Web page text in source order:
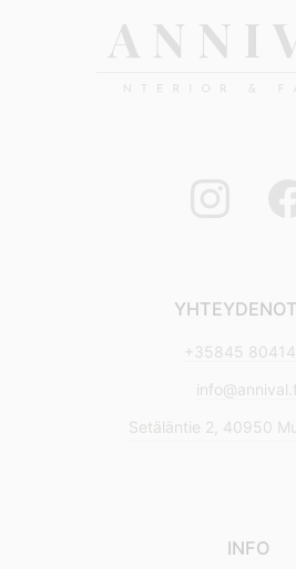
+35845
Setäläntie 2, 40950
INFO